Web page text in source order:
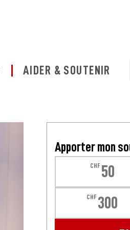
AIDER & SOUTENIR
Apporter mon
CHF 50
CHF 300